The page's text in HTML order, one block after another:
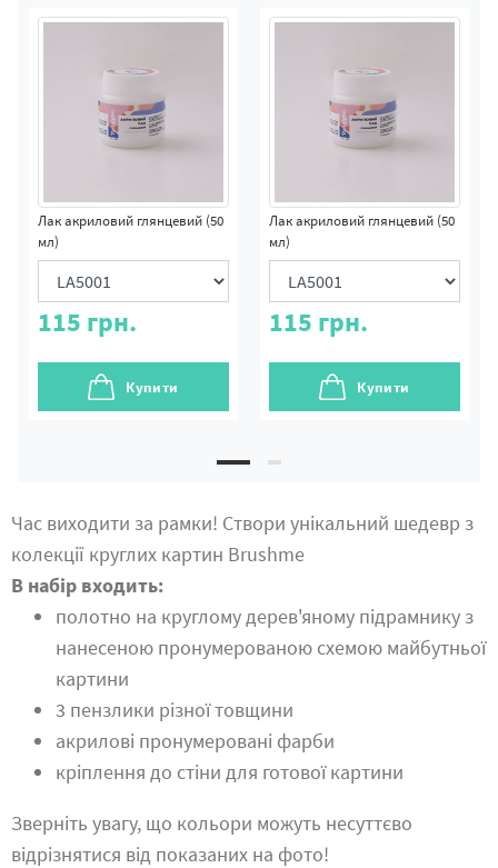
Лак акриловий глянцевий (50
мл)
115 грн.
Купити
Лак акриловий глянцевий (50
мл)
115 грн.
Купити
Час виходити за рамки! Створи унікальний шедевр з
колекції круглих картин Brushme
В набір входить:
полотно на круглому дерев'яному підрамнику з
нанесеною пронумерованою схемою майбутньої
картини
3 пензлики різної товщини
акрилові пронумеровані фарби
кріплення до стіни для готової картини
Зверніть увагу, що кольори можуть несуттєво
відрізнятися від показаних на фото!